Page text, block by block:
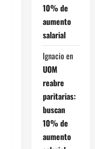
10% de
aumento
salarial
Ignacio en
UOM
reabre
paritarias:
buscan
10% de
aumento